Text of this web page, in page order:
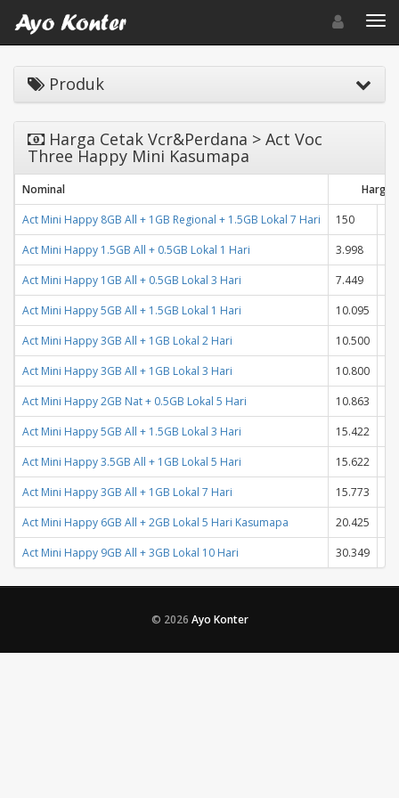
Toggle
Produk
Harga Cetak Vcr&Perdana > Act Voc
Three Happy Mini Kasumapa
Nominal
Harga
Act Mini Happy 8GB All + 1GB Regional + 1.5GB Lokal 7 Hari
150
Act Mini Happy 1.5GB All + 0.5GB Lokal 1 Hari
3.998
Act Mini Happy 1GB All + 0.5GB Lokal 3 Hari
7.449
Act Mini Happy 5GB All + 1.5GB Lokal 1 Hari
10.095
Act Mini Happy 3GB All + 1GB Lokal 2 Hari
10.500
Act Mini Happy 3GB All + 1GB Lokal 3 Hari
10.800
Act Mini Happy 2GB Nat + 0.5GB Lokal 5 Hari
10.863
Act Mini Happy 5GB All + 1.5GB Lokal 3 Hari
15.422
Act Mini Happy 3.5GB All + 1GB Lokal 5 Hari
15.622
Act Mini Happy 3GB All + 1GB Lokal 7 Hari
15.773
Act Mini Happy 6GB All + 2GB Lokal 5 Hari Kasumapa
20.425
Act Mini Happy 9GB All + 3GB Lokal 10 Hari
30.349
© 2026 Ayo Konter